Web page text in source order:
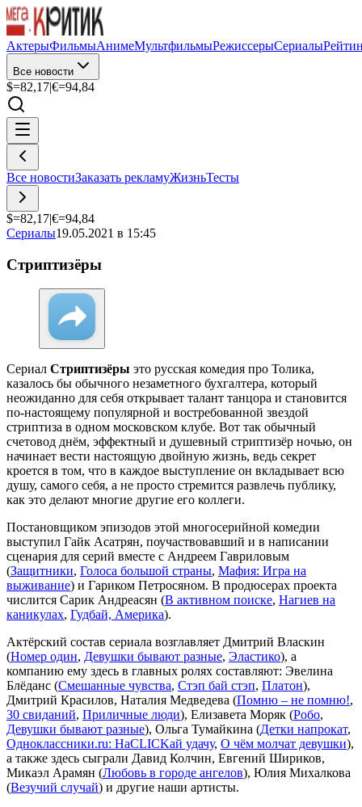
АктерыФильмыАнимеМультфильмыРежиссерыСериалы
Все новости
$=82,17|€=94,84
Все новостиЗаказать рекламуЖизньТесты
$=82,17|€=94,84
Сериалы19.05.2021 в 15:45
Стриптизёры
Сериал Стриптизёры это русская комедия про Толика,
казалось бы обычного незаметного бухгалтера, который
неожиданно для себя открывает талант танцора и становится
по-настоящему популярной и востребованной звездой
стриптиза в одном московском клубе. Вот так обычный
счетовод днём, эффектный и душевный стриптизёр ночью, он
начинает вести настоящую двойную жизнь, ведь секрет
кроется в том, что в каждое выступление он вкладывает всю
душу, самого себя, а не просто стремится развлечь публику,
как это делают многие другие его коллеги.
Постановщиком эпизодов этой многосерийной комедии
выступил Гайк Асатрян, поучаствовавший и в написании
сценария для серий вместе с Андреем Гавриловым
(Защитники, Голоса большой страны, Мафия: Игра на
выживание) и Гариком Петросяном. В продюсерах проекта
числится Сарик Андреасян (В активном поиске, Нагиев на
каникулах, Гудбай, Америка).
Актёрский состав сериала возглавляет Дмитрий Власкин
(Номер один, Девушки бывают разные, Эластико), а
компанию ему здесь в главных ролях составляют: Эвелина
Блёданс (Смешанные чувства, Стэп бай стэп, Платон),
Дмитрий Красилов, Наталия Медведева (Помню – не помню!,
30 свиданий, Приличные люди), Елизавета Моряк (Робо,
Девушки бывают разные), Ольга Тумайкина (Детки напрокат,
Одноклассники.ru: НаCLICKай удачу, О чём молчат девушки),
а также здесь сыграли Давид Колчин, Евгений Шириков,
Микаэл Арамян (Любовь в городе ангелов), Юлия Михалкова
(Везучий случай) и другие наши артисты.